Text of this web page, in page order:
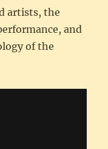
artists, the
and
of the